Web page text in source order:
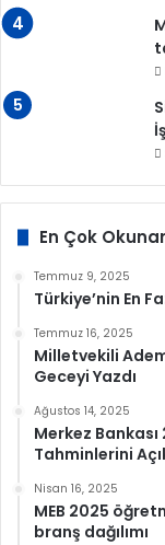
En Çok
Temmuz 9, 2025
Türkiye’nin En
Temmuz 16, 2025
Milletvekili
Geceyi Yazdı
Ağustos 14, 2025
Merkez Bankası
Tahminlerini
Nisan 16, 2025
MEB 2025
branş dağılımı